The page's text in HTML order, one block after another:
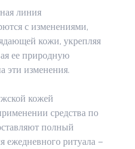
линия
с изменениями,
кожи, укрепляя
ее природную
эти изменения.
кожей
средства по
полный
ежедневного ритуала –